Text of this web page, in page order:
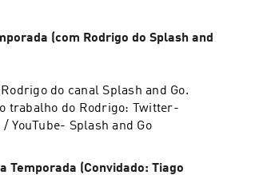
(com Rodrigo do Splash and
do canal Splash and Go.
trabalho do Rodrigo: Twitter-
YouTube- Splash and Go
Temporada (Convidado: Tiago